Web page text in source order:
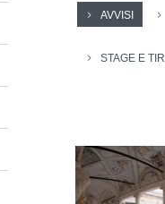
AVVISI
STAGE E